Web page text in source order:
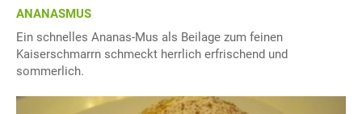
ANANASMUS
Ein schnelles Ananas-Mus als Beilage zum feinen
Kaiserschmarrn schmeckt herrlich erfrischend und
sommerlich.